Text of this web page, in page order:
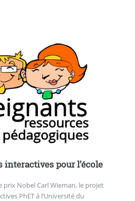
pour l’école
prix Nobel Carl Wieman, le projet
PhET à l’Université du